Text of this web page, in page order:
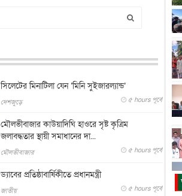
সিলেটের মিনাটিলা যেন ‘মিনি সুইজারল্যান্ড’
দেশজুড়ে ৫ hours পূর্বে
মৌলভীবাজার কাউয়াদিঘি হাওরে সৃষ্ট কৃত্রিম
জলাবদ্ধতার স্থায়ী সমাধানের দা...
মৌলভীবাজার ৫ hours পূর্বে
ড্যাবের প্রতিষ্ঠাবার্ষিকীতে প্রধানমন্ত্রী
জাতীয় ৫ hours পূর্বে